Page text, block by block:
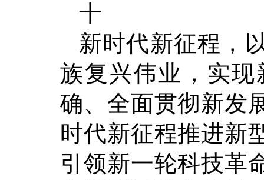
十
新时代新征程，
族复兴伟业，实
确、全面贯彻新发
时代新征程推进新
引领新一轮科技革